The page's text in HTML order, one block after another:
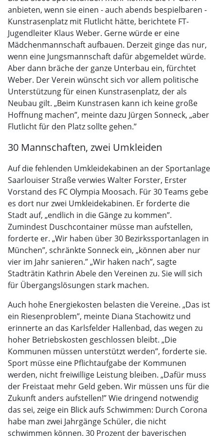
anbieten, wenn sie einen - auch abends bespielbaren -
Kunstrasenplatz mit Flutlicht hätte, berichtete FT-
Jugendleiter Klaus Weber. Gerne würde er eine
Mädchenmannschaft aufbauen. Derzeit ginge das nur,
wenn eine Jungsmannschaft dafür abgemeldet würde.
Aber dann bräche der ganze Unterbau ein, fürchtet
Weber. Der Verein wünscht sich vor allem politische
Unterstützung für einen Kunstrasenplatz, der als
Neubau gilt. „Beim Kunstrasen kann ich keine große
Hoffnung machen”, meinte dazu Jürgen Sonneck, „aber
Flutlicht für den Platz sollte gehen.”
30 Mannschaften, zwei Umkleiden
Auf die fehlenden Umkleidekabinen an der Sportanlage
Saarlouiser Straße verwies Walter Forster, Erster
Vorstand des FC Olympia Moosach. Für 30 Teams gebe
es dort nur zwei Umkleidekabinen. Er forderte die
Stadt auf, „endlich in die Gänge zu kommen”.
Zumindest Duschcontainer müsse man aufstellen,
forderte er. „Wir haben über 30 Bezirkssportanlagen in
München”, schränkte Sonneck ein, „können aber nur
vier im Jahr sanieren.” „Wir haken nach”, sagte
Stadträtin Kathrin Abele den Vereinen zu. Sie will sich
für Übergangslösungen stark machen.
Auch hohe Energiekosten belasten die Vereine. „Das ist
ein Riesenproblem”, meinte Diana Stachowitz und
erinnerte an das Karlsfelder Hallenbad, das wegen zu
hoher Betriebskosten geschlossen bleibt. „Die
Kommunen müssen unterstützt werden”, forderte sie.
Sport müsse eine Pflichtaufgabe der Kommunen
werden, nicht freiwillige Leistung bleiben. „Dafür muss
der Freistaat mehr Geld geben. Wir müssen uns für die
Zukunft anders aufstellen!” Wie dringend notwendig
das sei, zeige ein Blick aufs Schwimmen: Durch Corona
habe man zwei Jahrgänge Schüler, die nicht
schwimmen können. 30 Prozent der bayerischen